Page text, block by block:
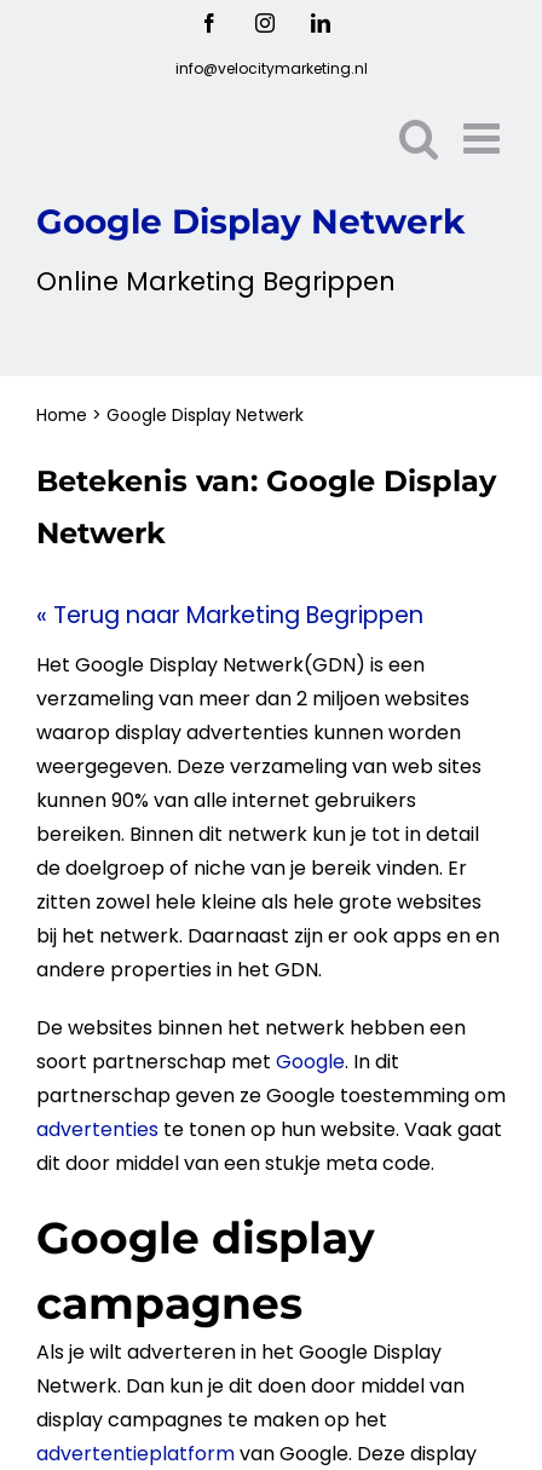
FacebookInstagramLinkedIn
info@velocitymarketing.nl
Google Display Netwerk
Online Marketing Begrippen
Home > Google Display Netwerk
Betekenis van: GoogleDisplay
Netwerk
« Terug naar Marketing Begrippen
Het GoogleDisplay Netwerk(GDN) is een
verzameling van meer dan 2 miljoen websites
waarop display advertenties kunnen worden
weergegeven. Deze verzameling van web sites
kunnen 90% van alle internet gebruikers
bereiken. Binnen dit netwerk kun je tot in detail
dedoelgroepof nichevan je bereikvinden. Er
zitten zowel hele kleine als hele grote websites
bij het netwerk. Daarnaast zijn er ook apps en en
andere properties in het GDN.
De websites binnen het netwerk hebben een
soort partnerschap met Google. In dit
partnerschap geven zeGoogletoestemming om
advertentieste tonen op hunwebsite. Vaak gaat
dit door middel van een stukje metacode.
Google display
campagnes
Als je wilt adverteren in het GoogleDisplay
Netwerk. Dan kun je dit doen door middel van
display campagnes te maken op het
advertentieplatformvanGoogle. Deze display